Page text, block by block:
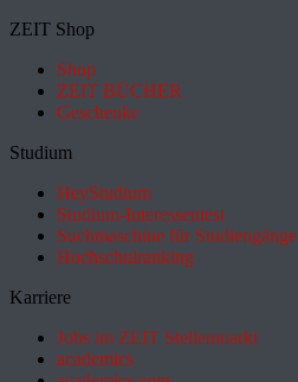
ZEIT Shop
Shop
ZEIT BÜCHER
Geschenke
Studium
HeyStudium
Studium-Interessentest
Suchmaschine für Studiengänge
Hochschulranking
Karriere
Jobs im ZEIT Stellenmarkt
academics